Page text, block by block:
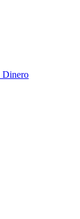
Dinero